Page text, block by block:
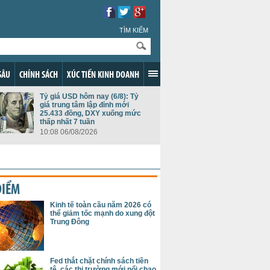
TÌM KIẾM
CHÍNH SÁCH XÚC TIẾN KINH DOANH
Tỷ giá USD hôm nay (6/8): Tỷ
giá trung tâm lập đỉnh mới
25.433 đồng, DXY xuống mức
thấp nhất 7 tuần
10:08 06/08/2026
Kinh tế toàn cầu năm 2026 có
thể giảm tốc mạnh do xung đột
Trung Đông
Fed thắt chặt chính sách tiền